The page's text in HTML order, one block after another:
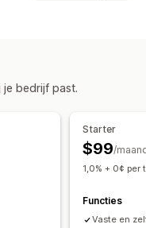
Freemium
je bedrijf past.
Starter
$99/
1,0% + 0¢ per
Functies
Vaste en